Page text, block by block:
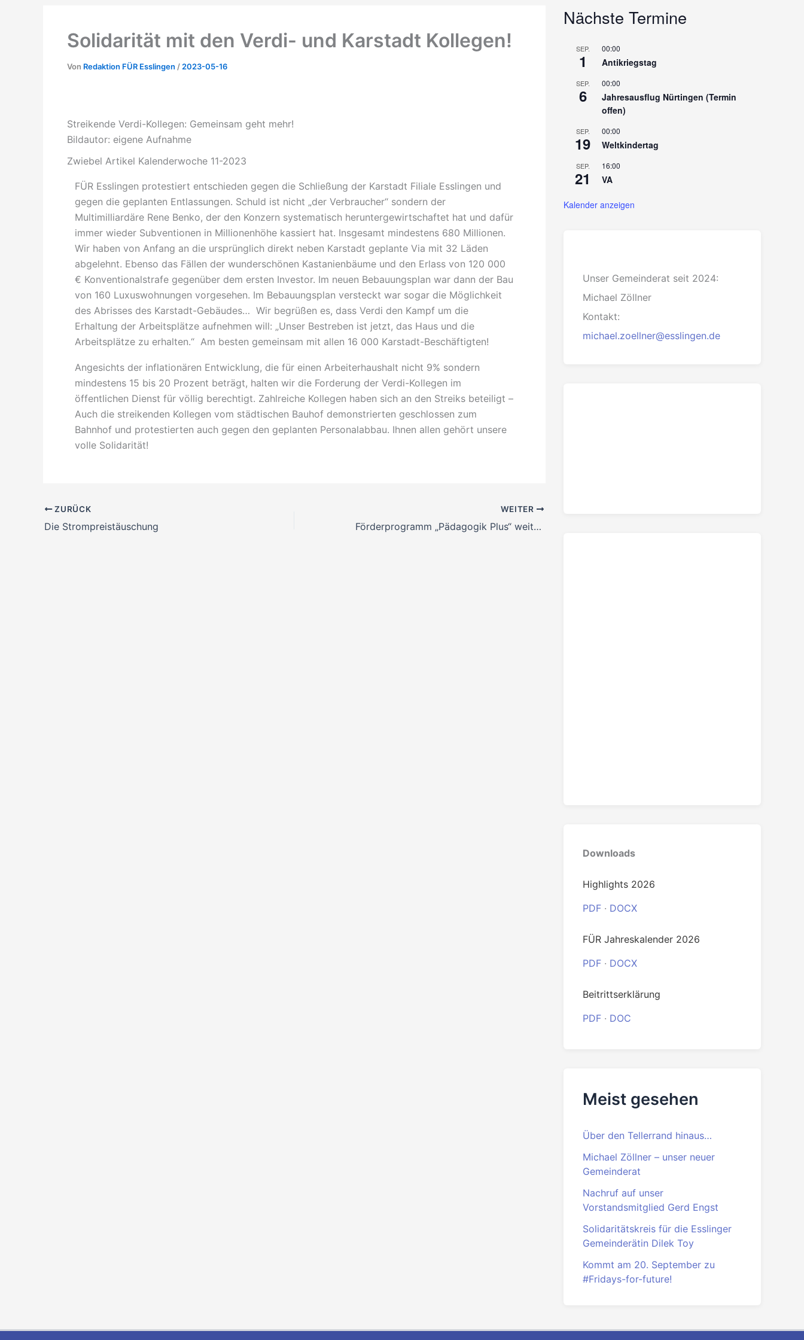
Solidarität mit den Verdi- und Karstadt Kollegen!
Von Redaktion FÜR Esslingen / 2023-05-16
Streikende Verdi-Kollegen: Gemeinsam geht mehr!
Bildautor: eigene Aufnahme
Zwiebel Artikel Kalenderwoche 11-2023
FÜR Esslingen protestiert entschieden gegen die Schließung der Karstadt Filiale Esslingen und
gegen die geplanten Entlassungen. Schuld ist nicht „der Verbraucher“ sondern der
Multimilliardäre Rene Benko, der den Konzern systematisch heruntergewirtschaftet hat und dafür
immer wieder Subventionen in Millionenhöhe kassiert hat. Insgesamt mindestens 680 Millionen.
Wir haben von Anfang an die ursprünglich direkt neben Karstadt geplante Via mit 32 Läden
abgelehnt. Ebenso das Fällen der wunderschönen Kastanienbäume und den Erlass von 120 000
€ Konventionalstrafe gegenüber dem ersten Investor. Im neuen Bebauungsplan war dann der Bau
von 160 Luxuswohnungen vorgesehen. Im Bebauungsplan versteckt war sogar die Möglichkeit
des Abrisses des Karstadt-Gebäudes… Wir begrüßen es, dass Verdi den Kampf um die
Erhaltung der Arbeitsplätze aufnehmen will: „Unser Bestreben ist jetzt, das Haus und die
Arbeitsplätze zu erhalten.“ Am besten gemeinsam mit allen 16 000 Karstadt-Beschäftigten!
Angesichts der inflationären Entwicklung, die für einen Arbeiterhaushalt nicht 9% sondern
mindestens 15 bis 20 Prozent beträgt, halten wir die Forderung der Verdi-Kollegen im
öffentlichen Dienst für völlig berechtigt. Zahlreiche Kollegen haben sich an den Streiks beteiligt –
Auch die streikenden Kollegen vom städtischen Bauhof demonstrierten geschlossen zum
Bahnhof und protestierten auch gegen den geplanten Personalabbau. Ihnen allen gehört unsere
volle Solidarität!
ZURÜCK
Die Strompreistäuschung
WEITER
Förderprogramm „Pädagogik Plus“ weiterführen!
Nächste Termine
SEP.
1
00:00
Antikriegstag
SEP.
6
00:00
Jahresausflug Nürtingen (Termin
offen)
SEP.
19
00:00
Weltkindertag
SEP.
21
16:00
VA
Kalender anzeigen
Unser Gemeinderat seit 2024:
Michael Zöllner
Kontakt:
michael.zoellner@esslingen.de
Downloads
Highlights 2026
PDF · DOCX
FÜR Jahreskalender 2026
PDF · DOCX
Beitrittserklärung
PDF · DOC
Meist gesehen
Über den Tellerrand hinaus…
Michael Zöllner – unser neuer
Gemeinderat
Nachruf auf unser
Vorstandsmitglied Gerd Engst
Solidaritätskreis für die Esslinger
Gemeinderätin Dilek Toy
Kommt am 20. September zu
#Fridays-for-future!